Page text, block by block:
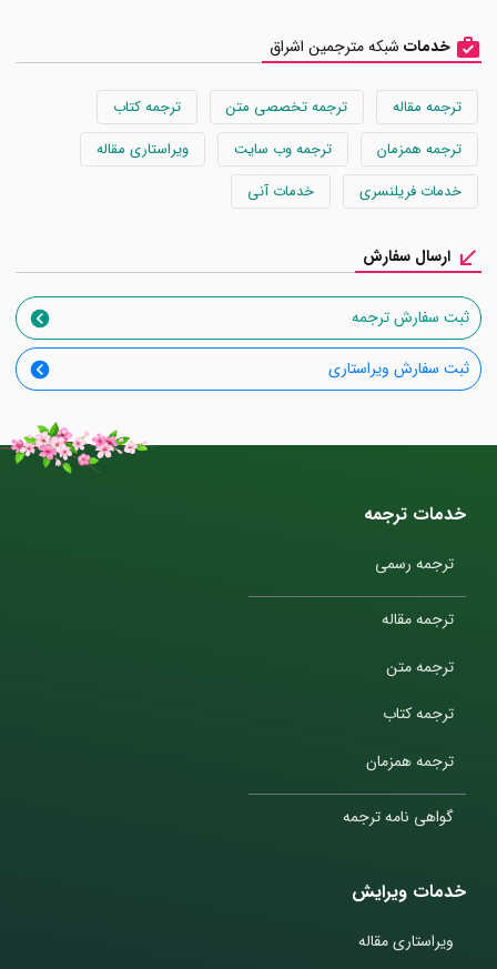
خدمات شبکه مترجمین اشراق
ترجمه مقاله ترجمه تخصصی متن
ترجمه کتاب
ترجمه همزمان
ترجمه وب سایت
ویراستاری مقاله
خدمات فریلنسری
خدمات آنی
ارسال سفارش
ثبت سفارش ترجمه
ثبت سفارش ویراستاری
خدمات ترجمه
ترجمه رسمی
ترجمه مقاله
ترجمه متن
ترجمه کتاب
ترجمه همزمان
گواهی نامه ترجمه
خدمات ویرایش
ویراستاری مقاله